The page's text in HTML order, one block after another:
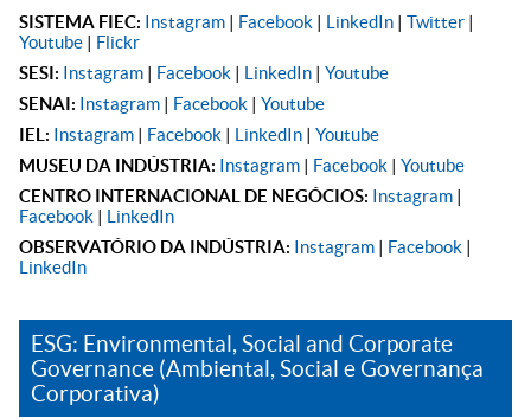
SISTEMA FIEC: Instagram | Facebook | LinkedIn | Twitter |
Youtube | Flickr
SESI: Instagram | Facebook | LinkedIn | Youtube
SENAI: Instagram | Facebook | Youtube
IEL: Instagram | Facebook | LinkedIn | Youtube
MUSEU DA INDÚSTRIA: Instagram | Facebook | Youtube
CENTRO INTERNACIONAL DE NEGÓCIOS: Instagram |
Facebook | LinkedIn
OBSERVATÓRIO DA INDÚSTRIA: Instagram | Facebook |
LinkedIn
ESG: Environmental, Social and Corporate
Governance (Ambiental, Social e Governança
Corporativa)